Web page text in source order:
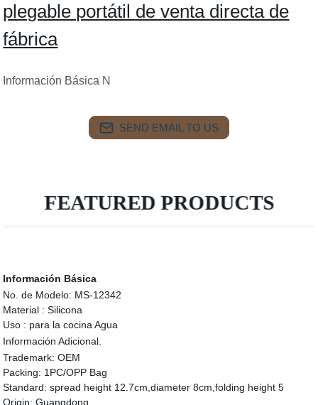
plegable portátil de venta directa de
fábrica
Información Básica N
SEND EMAIL TO US
FEATURED PRODUCTS
Información Básica
No. de Modelo: MS-12342
Material : Silicona
Uso : para la cocina Agua
Información Adicional.
Trademark: OEM
Packing: 1PC/OPP Bag
Standard: spread height 12.7cm,diameter 8cm,folding height 5
Origin: Guangdong